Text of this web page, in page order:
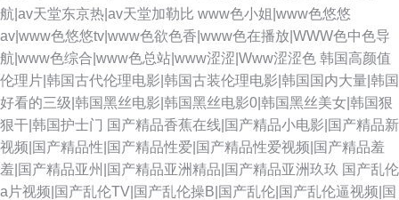
航|av天堂东京热|av天堂加勒比 www色小姐|www色悠悠
av|www色悠悠tv|www色欲色香|www色在播放|WWW色中色导
航|www色综合|www色总站|www涩涩|Www涩涩色 韩国高颜值
伦理片|韩国古代伦理电影|韩国古装伦理电影|韩国国内大量|韩国
好看的三级|韩国黑丝电影|韩国黑丝电影0|韩国黑丝美女|韩国狠
狠干|韩国护士门 国产精品香蕉在线|国产精品小电影|国产精品新
视频|国产精品性|国产精品性爱|国产精品性爱视频|国产精品羞
羞|国产精品亚州|国产精品亚洲精品|国产精品亚洲玖玖 国产乱伦
a片视频|国产乱伦TV|国产乱伦操B|国产乱伦|国产乱伦逼视频|国